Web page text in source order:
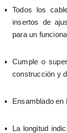
Todos los
insertos de
para un
Cumple o
construcción y
Ensamblado en
La longitud